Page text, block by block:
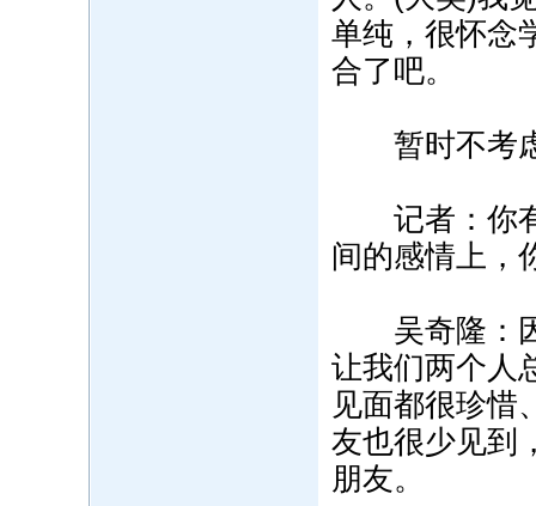
单纯，很怀念
合了吧。
暂时不考
记者：你有
间的感情上，
吴奇隆：因
让我们两个人
见面都很珍惜
友也很少见到
朋友。